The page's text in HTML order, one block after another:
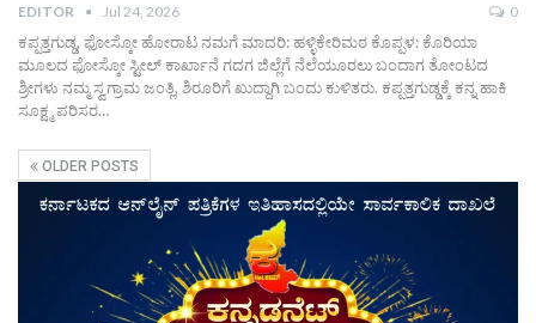
EDITOR Jul 24, 2026 0
ಕಪ್ಪತ್ತಗುಡ್ಡ, ಫೋಸ್ಕೋ ಹೋರಾಟ ನಮಗೆ ಮಾದರಿ: ಹಳ್ಳಿಕೇರಿಮಠ ಕೊಪ್ಪಳ: ಕೊರಿಯಾ
ಮೂಲದ ಫೋಸ್ಕೋ ಸ್ಟೀಲ್ ಕಾರ್ಖಾನೆ ಗದಗ ಜಿಲ್ಲೆಗೆ ನೆಲೆಯೂರಲು ಬಂದಾಗ ತೋಂಟದ
ಶ್ರೀಗಳು ನಮ್ಮ ಸ್ವಗ್ರಾಮ ಜಂತ್ಲಿ, ಶಿರೂರಿಗೆ ಖುದ್ದಾಗಿ ಬಂದು ಕುಳಿತರು. ಕಪ್ಪತ್ತಗುಡ್ಡಕ್ಕೆ ಕನ್ನ ಹಾಕಿ
ಸೂಕ್ಷ್ಮ ಪರಿಸರ…
OLDER POSTS